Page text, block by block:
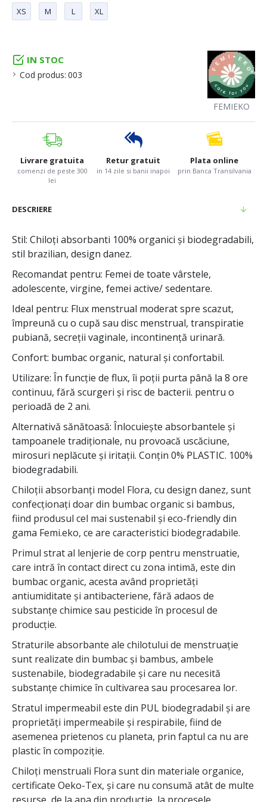
IN STOC
Cod produs: 003
FEMIEKO
XS
M L XL
Livrare gratuita
comenzi de peste 300
lei
Retur gratuit
in 14 zile si banii inapoi
Plata online
prin Banca Transilvania
DESCRIERE
Stil: Chiloți absorbanti 100% organici și biodegradabili,
stil brazilian, design danez.
Recomandat pentru: Femei de toate vârstele,
adolescente, virgine, femei active/ sedentare.
Ideal pentru: Flux menstrual moderat spre scazut,
împreună cu o cupă sau disc menstrual, transpiratie
pubiană, secreții vaginale, incontinență urinară.
Confort: bumbac organic, natural și confortabil.
Utilizare: În funcție de flux, îi poții purta până la 8 ore
continuu, fără scurgeri și risc de bacterii. pentru o
perioadă de 2 ani.
Alternativă sănătoasă: Înlocuiește absorbantele și
tampoanele tradiționale, nu provoacă uscăciune,
mirosuri neplăcute și iritații. Conțin 0% PLASTIC. 100%
biodegradabili.
Chiloții absorbanți model Flora, cu design danez, sunt
confecționați doar din bumbac organic si bambus,
fiind produsul cel mai sustenabil și eco-friendly din
gama Femi.eko, ce are caracteristici biodegradabile.
Primul strat al lenjerie de corp pentru menstruatie,
care intră în contact direct cu zona intimă, este din
bumbac organic, acesta având proprietăți
antiumiditate și antibacteriene, fără adaos de
substanțe chimice sau pesticide în procesul de
producție.
Straturile absorbante ale chilotului de menstruație
sunt realizate din bumbac și bambus, ambele
sustenabile, biodegradabile și care nu necesită
substanțe chimice în cultivarea sau procesarea lor.
Stratul impermeabil este din PUL biodegradabil și are
proprietăți impermeabile și respirabile, fiind de
asemenea prietenos cu planeta, prin faptul ca nu are
plastic în compoziție.
Chiloți menstruali Flora sunt din materiale organice,
certificate Oeko-Tex, și care nu consumă atât de multe